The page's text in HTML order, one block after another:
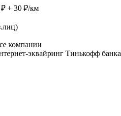
₽ + 30 ₽/км
компании
эквайринг Тинькофф банка